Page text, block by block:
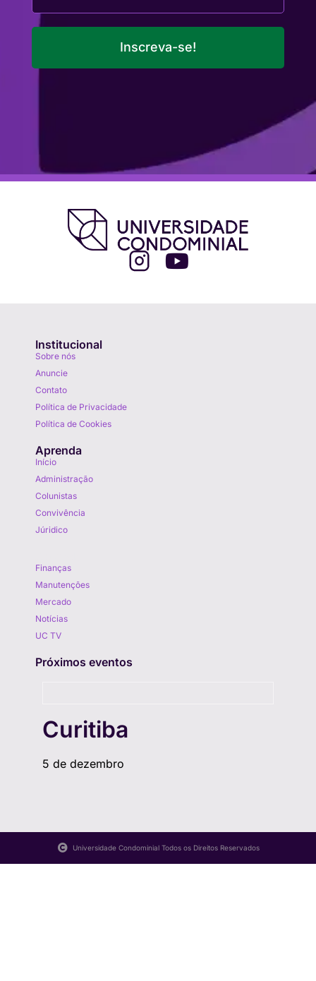
Inscreva-se!
Institucional
Sobre nós
Anuncie
Contato
Política de Privacidade
Política de Cookies
Aprenda
Início
Administração
Colunistas
Convivência
Júridico
Finanças
Manutenções
Mercado
Notícias
UC TV
Próximos eventos
Curitiba
5 de dezembro
Universidade Condominial Todos os Direitos Reservados